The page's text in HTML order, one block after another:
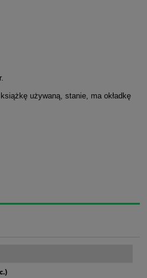
używaną, stanie, ma okładkę